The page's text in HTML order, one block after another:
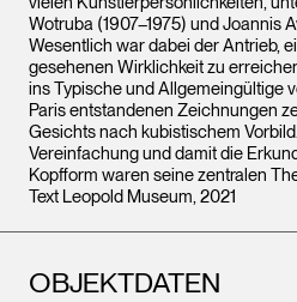
Wotruba (1907–1975) und Joannis
Wesentlich war dabei der Antrieb,
gesehenen Wirklichkeit zu
ins Typische und Allgemeingültige
Paris entstandenen Zeichnungen
Gesichts nach kubistischem
Vereinfachung und damit die
Kopfform waren seine zentralen
Text Leopold Museum, 2021
OBJEKTDATEN